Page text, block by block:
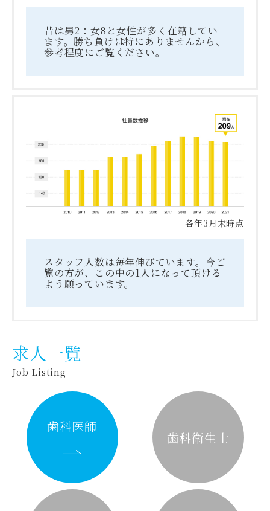
昔は男2：女8と女性が多く在籍してい
ます。勝ち負けは特にありませんから、
参考程度にご覧ください。
各年3月末時点
スタッフ人数は毎年伸びています。今ご
覧の方が、この中の1人になって頂ける
よう願っています。
求人一覧
Job Listing
歯科医師
歯科衛生士